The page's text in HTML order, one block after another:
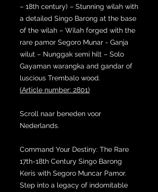
– 18th century) – Stunning wilah with
a detailed Singo Barong at the base
of the wilah – Wilah forged with the
rare pamor Segoro Munar - Ganja
wilut – Nunggak semi hilt – Solo
Gayaman warangka and gandar of
luscious Trembalo wood.
(Article number: 2801)
Scroll naar beneden voor
Nederlands.
Command Your Destiny: The Rare
17th-18th Century Singo Barong
Keris with Segoro Muncar Pamor.
Step into a legacy of indomitable